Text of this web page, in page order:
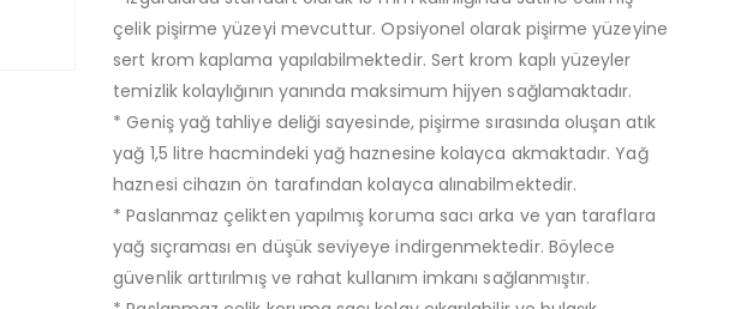
çelik pişirme yüzeyi mevcuttur. Opsiyonel olarak pişirme yüzeyine
sert krom kaplama yapılabilmektedir. Sert krom kaplı yüzeyler
temizlik kolaylığının yanında maksimum hijyen sağlamaktadır.
* Geniş yağ tahliye deliği sayesinde, pişirme sırasında oluşan atık
yağ 1,5 litre hacmindeki yağ haznesine kolayca akmaktadır. Yağ
haznesi cihazın ön tarafından kolayca alınabilmektedir.
* Paslanmaz çelikten yapılmış koruma sacı arka ve yan taraflara
yağ sıçraması en düşük seviyeye indirgenmektedir. Böylece
güvenlik arttırılmış ve rahat kullanım imkanı sağlanmıştır.